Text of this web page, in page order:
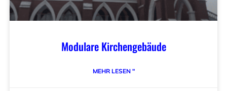
Modulare Kirchengebäude
MEHR LESEN "